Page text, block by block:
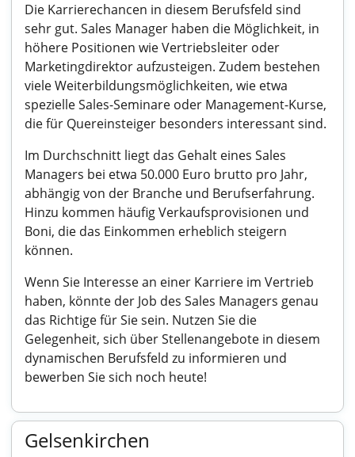
Die Karrierechancen in diesem Berufsfeld sind
sehr gut. Sales Manager haben die Möglichkeit, in
höhere Positionen wie Vertriebsleiter oder
Marketingdirektor aufzusteigen. Zudem bestehen
viele Weiterbildungsmöglichkeiten, wie etwa
spezielle Sales-Seminare oder Management-Kurse,
die für Quereinsteiger besonders interessant sind.
Im Durchschnitt liegt das Gehalt eines Sales
Managers bei etwa 50.000 Euro brutto pro Jahr,
abhängig von der Branche und Berufserfahrung.
Hinzu kommen häufig Verkaufsprovisionen und
Boni, die das Einkommen erheblich steigern
können.
Wenn Sie Interesse an einer Karriere im Vertrieb
haben, könnte der Job des Sales Managers genau
das Richtige für Sie sein. Nutzen Sie die
Gelegenheit, sich über Stellenangebote in diesem
dynamischen Berufsfeld zu informieren und
bewerben Sie sich noch heute!
Gelsenkirchen